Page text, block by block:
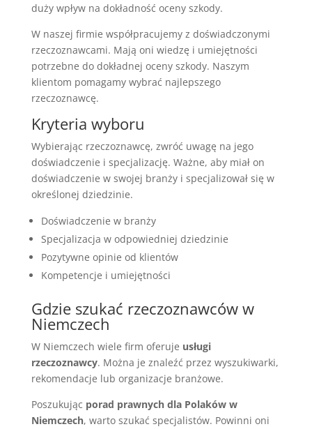
duży wpływ na dokładność oceny szkody.
W naszej firmie współpracujemy z doświadczonymi
rzeczoznawcami. Mają oni wiedzę i umiejętności
potrzebne do dokładnej oceny szkody. Naszym
klientom pomagamy wybrać najlepszego
rzeczoznawcę.
Kryteria wyboru
Wybierając rzeczoznawcę, zwróć uwagę na jego
doświadczenie i specjalizację. Ważne, aby miał on
doświadczenie w swojej branży i specjalizował się w
określonej dziedzinie.
Doświadczenie w branży
Specjalizacja w odpowiedniej dziedzinie
Pozytywne opinie od klientów
Kompetencje i umiejętności
Gdzie szukać rzeczoznawców w
Niemczech
W Niemczech wiele firm oferuje usługi
rzeczoznawcy. Można je znaleźć przez wyszukiwarki,
rekomendacje lub organizacje branżowe.
Poszukując porad prawnych dla Polaków w
Niemczech, warto szukać specjalistów. Powinni oni